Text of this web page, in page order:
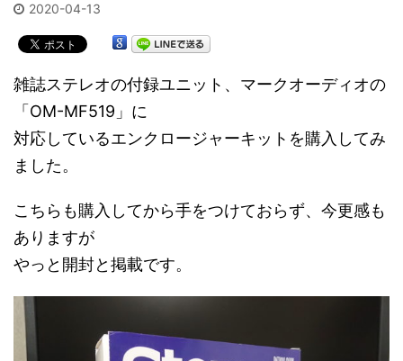
2020-04-13
雑誌ステレオの付録ユニット、マークオーディオの
「OM-MF519」に
対応しているエンクロージャーキットを購入してみ
ました。
こちらも購入してから手をつけておらず、今更感も
ありますが
やっと開封と掲載です。